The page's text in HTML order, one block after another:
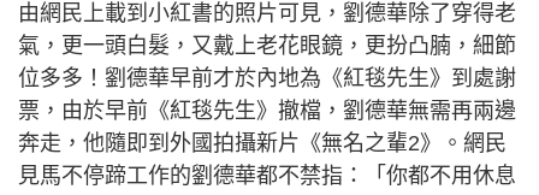
由網民上載到小紅書的照片可見，劉德華除了穿得老
氣，更一頭白髮，又戴上老花眼鏡，更扮凸腩，細節
位多多！劉德華早前才於內地為《紅毯先生》到處謝
票，由於早前《紅毯先生》撤檔，劉德華無需再兩邊
奔走，他隨即到外國拍攝新片《無名之輩2》。網民
見馬不停蹄工作的劉德華都不禁指：「你都不用休息